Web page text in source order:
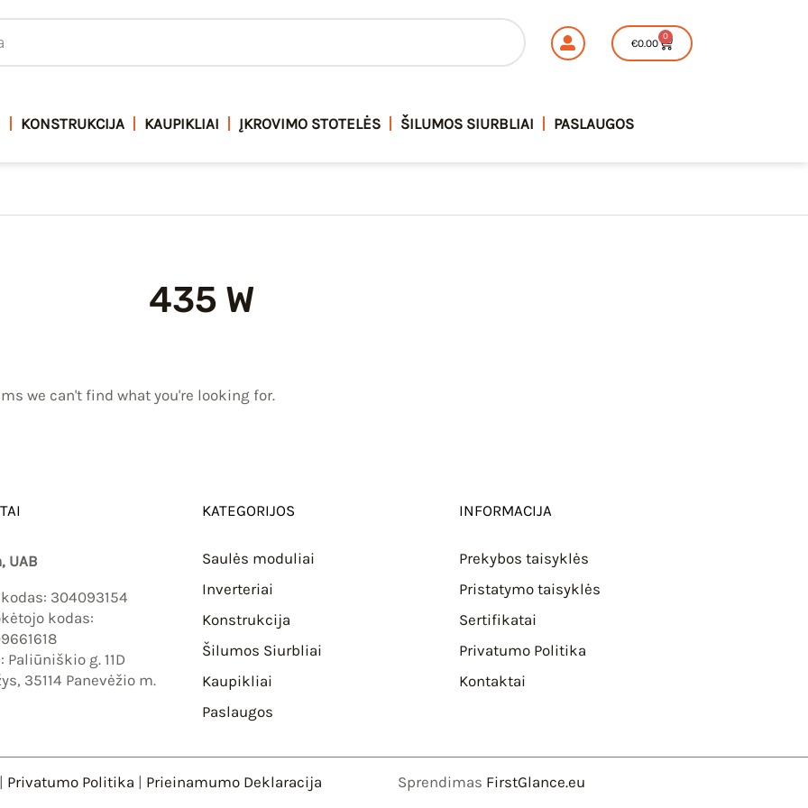
€0.00
0
Cart
KONSTRUKCIJA KAUPIKLIAI ĮKROVIMO STOTELĖS ŠILUMOS SIURBLIAI PASLAUGOS
435 W
we can't find what you're looking for.
UAB
304093154
kodas:
Paliūniškio g. 11D
35114 Panevėžio m.
KATEGORIJOS
Saulės moduliai
Inverteriai
Konstrukcija
Šilumos Siurbliai
Kaupikliai
Paslaugos
INFORMACIJA
Prekybos taisyklės
Pristatymo taisyklės
Sertifikatai
Privatumo Politika
Kontaktai
| Privatumo Politika | Prieinamumo Deklaracija Sprendimas FirstGlance.eu